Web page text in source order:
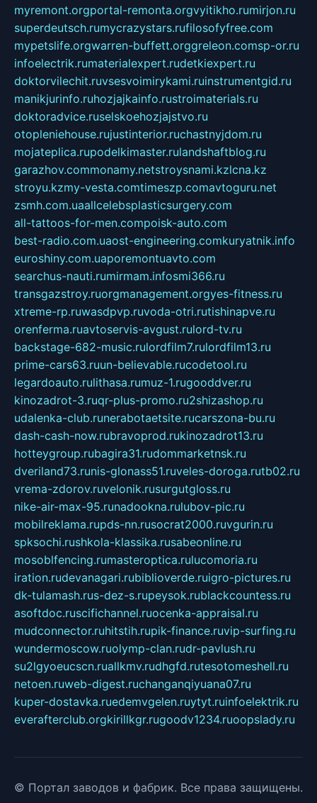
myremont.orgportal-remonta.orgvyitikho.rumirjon.ru
superdeutsch.rumycrazystars.rufilosofyfree.com
mypetslife.orgwarren-buffett.orggreleon.comsp-or.ru
infoelectrik.rumaterialexpert.rudetkiexpert.ru
doktorvilechit.ruvsesvoimirykami.ruinstrumentgid.ru
manikjurinfo.ruhozjajkainfo.rustroimaterials.ru
doktoradvice.ruselskoehozjajstvo.ru
otopleniehouse.rujustinterior.ruchastnyjdom.ru
mojateplica.rupodelkimaster.rulandshaftblog.ru
garazhov.commonamy.netstroysnami.kzlcna.kz
stroyu.kzmy-vesta.comtimeszp.comavtoguru.net
zsmh.com.uaallcelebsplasticsurgery.com
all-tattoos-for-men.compoisk-auto.com
best-radio.com.uaost-engineering.comkuryatnik.info
euroshiny.com.uaporemontuavto.com
searchus-nauti.rumirmam.infosmi366.ru
transgazstroy.ruorgmanagement.orgyes-fitness.ru
xtreme-rp.ruwasdpvp.ruvoda-otri.rutishinapve.ru
orenferma.ruavtoservis-avgust.rulord-tv.ru
backstage-682-music.rulordfilm7.rulordfilm13.ru
prime-cars63.ruun-believable.rucodetool.ru
legardoauto.rulithasa.rumuz-1.rugooddver.ru
kinozadrot-3.ruqr-plus-promo.ru2shizashop.ru
udalenka-club.runerabotaetsite.rucarszona-bu.ru
dash-cash-now.rubravoprod.rukinozadrot13.ru
hotteygroup.rubagira31.rudommarketnsk.ru
dveriland73.runis-glonass51.ruveles-doroga.rutb02.ru
vrema-zdorov.ruvelonik.rusurgutgloss.ru
nike-air-max-95.runadookna.rulubov-pic.ru
mobilreklama.rupds-nn.rusocrat2000.ruvgurin.ru
spksochi.rushkola-klassika.rusabeonline.ru
mosoblfencing.rumasteroptica.rulucomoria.ru
iration.rudevanagari.rubiblioverde.ruigro-pictures.ru
dk-tulamash.rus-dez-s.rupeysok.rublackcountess.ru
asoftdoc.ruscifichannel.ruocenka-appraisal.ru
mudconnector.ruhitstih.rupik-finance.ruvip-surfing.ru
wundermoscow.ruolymp-clan.rudr-pavlush.ru
su2lgyoeucscn.ruallkmv.rudhgfd.rutesotomeshell.ru
netoen.ruweb-digest.ruchanganqiyuana07.ru
kuper-dostavka.ruedemvgelen.ruytyt.ruinfoelektrik.ru
everafterclub.orgkirillkgr.rugoodv1234.ruoopslady.ru
© Портал заводов и фабрик. Все права защищены.